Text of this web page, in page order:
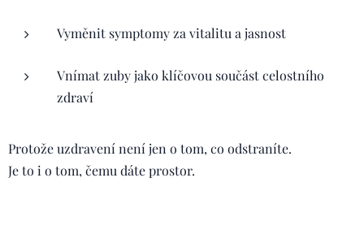
Vyměnit symptomy za vitalitu a jasnost
Vnímat zuby jako klíčovou součást celostního
zdraví
Protože uzdravení není jen o tom, co odstraníte.
Je to i o tom, čemu dáte prostor.